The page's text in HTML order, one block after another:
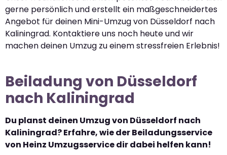
gerne persönlich und erstellt ein maßgeschneidertes
Angebot für deinen Mini-Umzug von Düsseldorf nach
Kaliningrad. Kontaktiere uns noch heute und wir
machen deinen Umzug zu einem stressfreien Erlebnis!
Beiladung von Düsseldorf
nach Kaliningrad
Du planst deinen Umzug von Düsseldorf nach
Kaliningrad? Erfahre, wie der Beiladungsservice
von Heinz Umzugsservice dir dabei helfen kann!